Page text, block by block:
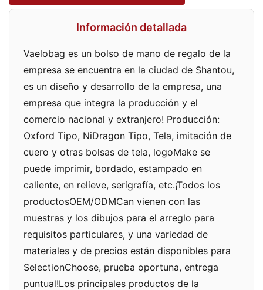
Información detallada
Vaelobag es un bolso de mano de regalo de la
empresa se encuentra en la ciudad de Shantou,
es un diseño y desarrollo de la empresa, una
empresa que integra la producción y el
comercio nacional y extranjero! Producción:
Oxford Tipo, NiDragon Tipo, Tela, imitación de
cuero y otras bolsas de tela, logoMake se
puede imprimir, bordado, estampado en
caliente, en relieve, serigrafía, etc.¡Todos los
productosOEM/ODMCan vienen con las
muestras y los dibujos para el arreglo para
requisitos particulares, y una variedad de
materiales y de precios están disponibles para
SelectionChoose, prueba oportuna, entrega
puntual!Los principales productos de la